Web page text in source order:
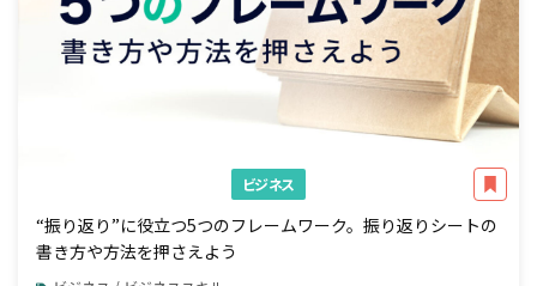
ビジネス
“振り返り”に役立つ5つのフレームワーク。振り返りシートの
書き方や方法を押さえよう